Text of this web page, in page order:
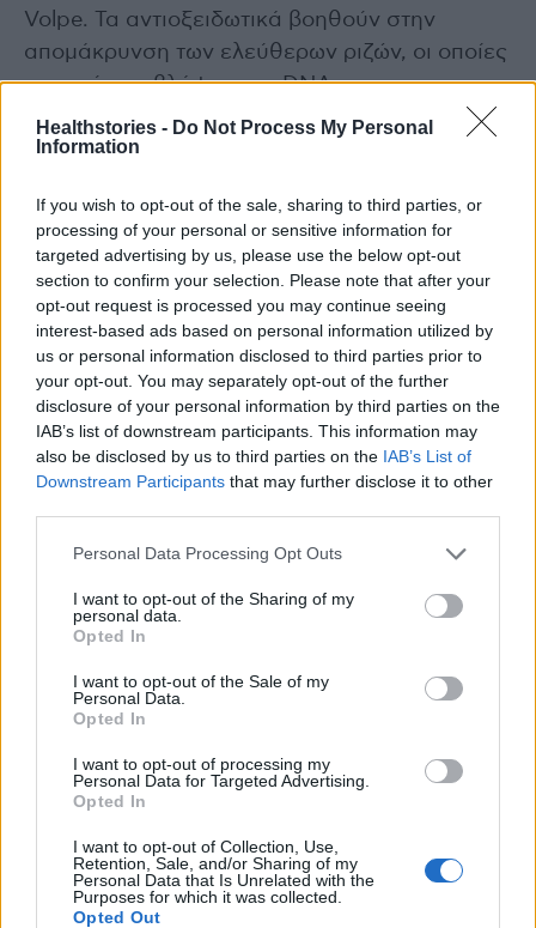
Healthstories - Do Not Process My Personal
Information
If you wish to opt-out of the sale, sharing to third parties, or
processing of your personal or sensitive information for
targeted advertising by us, please use the below opt-out
section to confirm your selection. Please note that after your
opt-out request is processed you may continue seeing
interest-based ads based on personal information utilized by
us or personal information disclosed to third parties prior to
your opt-out. You may separately opt-out of the further
disclosure of your personal information by third parties on the
IAB’s list of downstream participants. This information may
also be disclosed by us to third parties on the IAB’s List of
Downstream Participants that may further disclose it to other
Personal Data Processing Opt Outs
I want to opt-out of the Sharing of my
personal data.
Opted In
I want to opt-out of the Sale of my
Personal Data.
Opted In
I want to opt-out of processing my
Personal Data for Targeted Advertising.
Opted In
I want to opt-out of Collection, Use,
Retention, Sale, and/or Sharing of my
Personal Data that Is Unrelated with the
Purposes for which it was collected.
Opted Out
Volpe. Τα αντιοξειδωτικά βοηθούν στην
απομάκρυνση των ελεύθερων ριζών, οι οποίες
μπορούν να βλάψουν το DNA και να
οδηγήσουν σε σημάδια γήρανσης και
ασθένειες όπως ο καρκίνος, οι καρδιακές
Το κινέζικο ξινολάχανο έχει αποδειχθεί ότι
διαθέτει αντιοξειδωτικά που απομακρύνουν
τις ελεύθερες ρίζες, τα οποία θα μπορούσαν
επίσης να έχουν αντιφλεγμονώδη οφέλη.
Μπορεί να βοηθήσει στη μείωση της
φλεγμονής
Λόγω του αντιοξειδωτικού του προφίλ, το
ξινολάχανο θα μπορούσε να έχει
αντιφλεγμονώδεις ιδιότητες. Υπάρχουν
ισχυρές επιστημονικές αποδείξεις ότι τα
τρόφιμα που έχουν υποστεί ζύμωση, όπως το
αντιοξειδωτικές και αντικαρκινικές δράσεις,
ιδιαίτερα προστατεύοντας από τη βλάβη του
στρες (γνωστή και ως βλάβη από τις
ελεύθερες ρίζες).
Μέρος της ικανότητάς του να μειώνει τη
φλεγμονή μπορεί να εξηγηθεί από την